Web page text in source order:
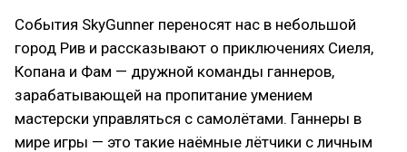
События SkyGunner переносят нас в небольшой
город Рив и рассказывают о приключениях Сиеля,
Копана и Фам — дружной команды ганнеров,
зарабатывающей на пропитание умением
мастерски управляться с самолётами. Ганнеры в
мире игры — это такие наёмные лётчики с личным